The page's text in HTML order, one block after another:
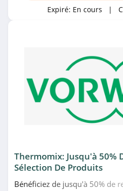
Expiré: En cours |
Thermomix: Jusqu'à 50%
Sélection De Produits
Bénéficiez de jusqu'à 50% de